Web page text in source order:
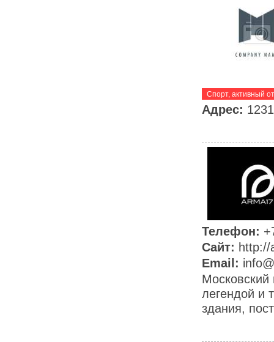
Спорт, активный
Адрес:
Телефон:
Сайт: http://
Email:
Московский
легендой и
здания,